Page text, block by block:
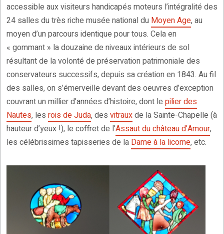
accessible aux visiteurs handicapés moteurs l’intégralité des
24 salles du très riche musée national du Moyen Age, au
moyen d’un parcours identique pour tous. Cela en
« gommant » la douzaine de niveaux intérieurs de sol
résultant de la volonté de préservation patrimoniale des
conservateurs successifs, depuis sa création en 1843. Au fil
des salles, on s’émerveille devant des oeuvres d’exception
couvrant un millier d’années d’histoire, dont le pilier des
Nautes, les rois de Juda, des vitrauxde la Sainte-Chapelle (à
hauteur d’yeux !), le coffret de l’Assaut du château d’Amour,
les célébrissimes tapisseries de la Dame à la licorne, etc.